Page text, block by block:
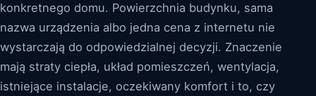
konkretnego domu. Powierzchnia budynku, sama
nazwa urządzenia albo jedna cena z internetu nie
wystarczają do odpowiedzialnej decyzji. Znaczenie
mają straty ciepła, układ pomieszczeń, wentylacja,
istniejące instalacje, oczekiwany komfort i to, czy